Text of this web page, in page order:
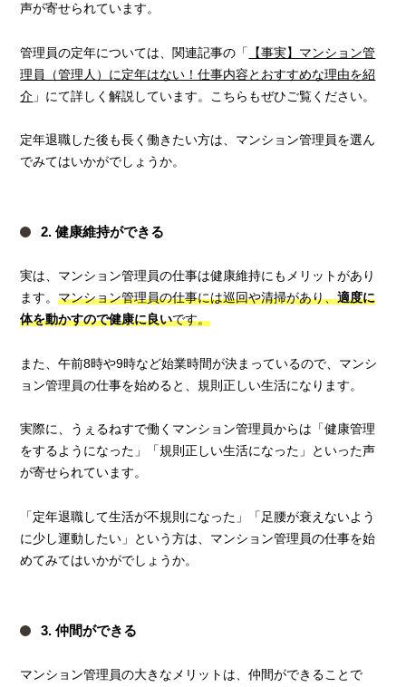
声が寄せられています。
管理員の定年については、関連記事の「
【事実】マンション管
理員（管理人）に定年はない！仕事内容とおすすめな理由を紹
介 」にて詳しく解説しています。こちらもぜひご覧ください。
定年退職した後も長く働きたい方は、マンション管理員を選ん
でみてはいかがでしょうか。
2. 健康維持ができる
実は、マンション管理員の仕事は健康維持にもメリットがあり
ます。マンション管理員の仕事には巡回や清掃があり、適度に
体を動かすので健康に良いです。
また、午前8時や9時など始業時間が決まっているので、マンシ
ョン管理員の仕事を始めると、規則正しい生活になります。
実際に、うぇるねすで働くマンション管理員からは「健康管理
をするようになった」「規則正しい生活になった」といった声
が寄せられています。
「定年退職して生活が不規則になった」「足腰が衰えないよう
に少し運動したい」という方は、マンション管理員の仕事を始
めてみてはいかがでしょうか。
3. 仲間ができる
マンション管理員の大きなメリットは、仲間ができることで